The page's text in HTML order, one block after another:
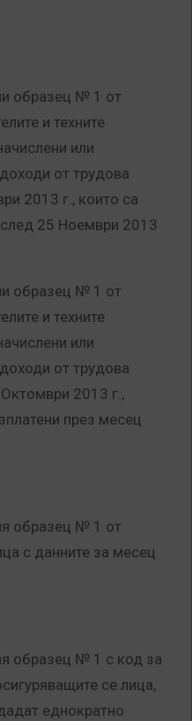
образец № 1 от
и техните
или
от трудова
2013 г., които са
след 25 Ноември 2013
образец № 1 от
и техните
или
от трудова
Октомври 2013 г.,
през месец
образец № 1 от
с данните за месец
образец № 1 с код за
се лица,
еднократно